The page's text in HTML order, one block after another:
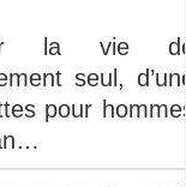
la vie
seul,
pour